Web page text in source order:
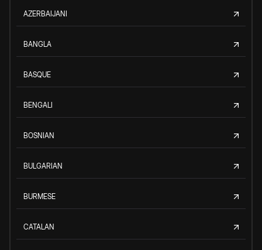
AZERBAIJANI
BANGLA
BASQUE
BENGALI
BOSNIAN
BULGARIAN
BURMESE
CATALAN